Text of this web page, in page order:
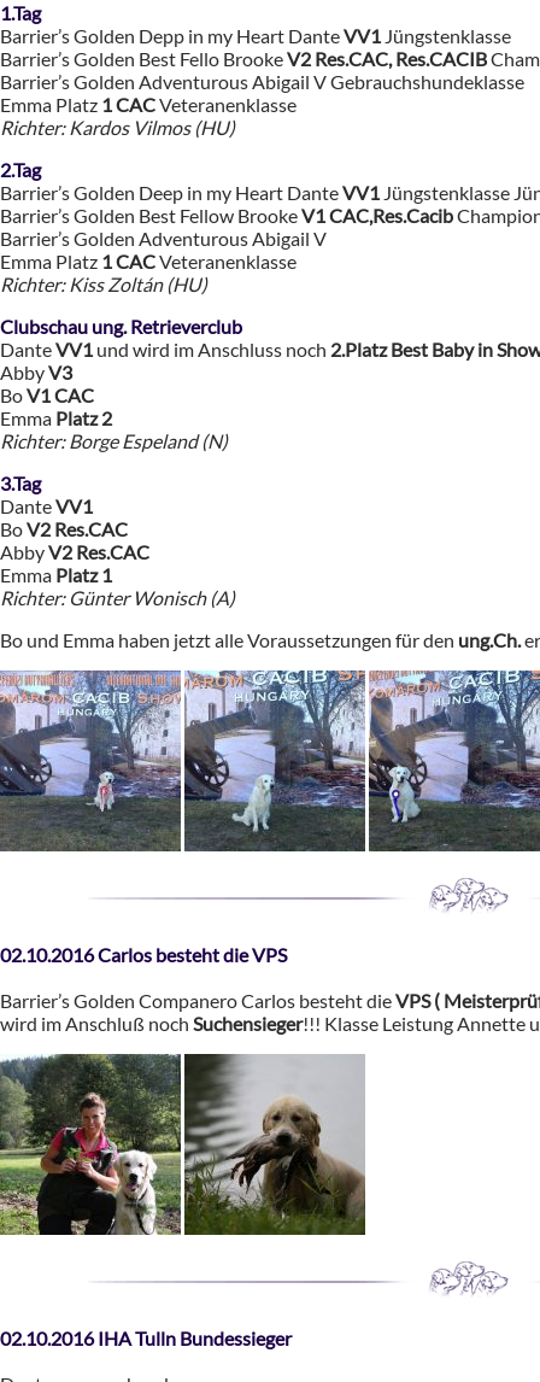
1.Tag
Barrier’s Golden Depp in my Heart DanteVV1 Jüngstenklasse
Barrier’s Golden Best Fello BrookeV2 Res.CAC, Res.CACIB
Barrier’s Golden Adventurous Abigail V Gebrauchshundeklasse
Emma Platz 1 CACVeteranenklasse
Richter: Kardos Vilmos (HU)
2.Tag
Barrier’s Golden Deep in my Heart DanteVV1 Jüngstenklasse
Barrier’s Golden Best Fellow BrookeV1 CAC,Res.Cacib
Barrier’s Golden Adventurous Abigail V
Emma Platz 1 CACVeteranenklasse
Richter: Kiss Zoltán (HU)
Clubschau ung. Retrieverclub
DanteVV1 und wird im Anschluss noch 2.Platz Best Baby in
AbbyV3
BoV1 CAC
Emma Platz 2
Richter: Borge Espeland (N)
3.Tag
DanteVV1
BoV2 Res.CAC
AbbyV2 Res.CAC
Emma Platz 1
Richter: Günter Wonisch (A)
Bo und Emma haben jetzt alle Voraussetzungen für den ung.Ch.
02.10.2016 Carlos besteht die VPS
Barrier’s Golden Companero Carlos besteht dieVPS (
wird im Anschluß noch Suchensieger!!! Klasse Leistung Annette
02.10.2016 IHA Tulln Bundessieger